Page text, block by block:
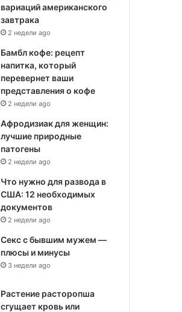
вариаций американского
завтрака
2 недели ago
Бамбл кофе: рецепт
напитка, который
перевернет ваши
представления о кофе
2 недели ago
Афродизиак для женщин:
лучшие природные
патогены
2 недели ago
Что нужно для развода в
США: 12 необходимых
документов
2 недели ago
Секс с бывшим мужем —
плюсы и минусы
3 недели ago
Растение расторопша
сгущает кровь или